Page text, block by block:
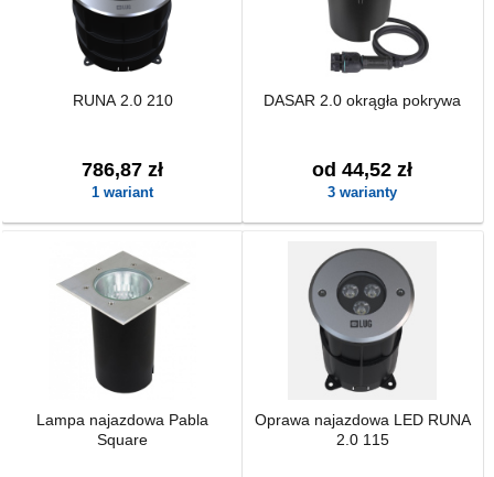
RUNA 2.0 210
786,87 zł
1 wariant
DASAR 2.0 okrągła pokrywa
od 44,52 zł
3 warianty
Lampa najazdowa Pabla
Square
Oprawa najazdowa LED RUNA
2.0 115